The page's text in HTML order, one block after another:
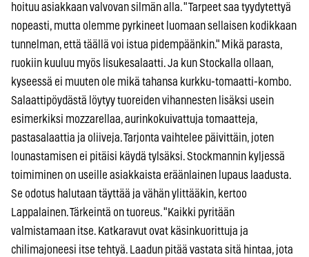
hoituu asiakkaan valvovan silmän alla. "Tarpeet saa tyydytettyä
nopeasti, mutta olemme pyrkineet luomaan sellaisen kodikkaan
tunnelman, että täällä voi istua pidempäänkin." Mikä parasta,
ruokiin kuuluu myös lisukesalaatti. Ja kun Stockalla ollaan,
kyseessä ei muuten ole mikä tahansa kurkku-tomaatti-kombo.
Salaattipöydästä löytyy tuoreiden vihannesten lisäksi usein
esimerkiksi mozzarellaa, aurinkokuivattuja tomaatteja,
pastasalaattia ja oliiveja. Tarjonta vaihtelee päivittäin, joten
lounastamisen ei pitäisi käydä tylsäksi. Stockmannin kyljessä
toimiminen on useille asiakkaista eräänlainen lupaus laadusta.
Se odotus halutaan täyttää ja vähän ylittääkin, kertoo
Lappalainen. Tärkeintä on tuoreus. "Kaikki pyritään
valmistamaan itse. Katkaravut ovat käsinkuorittuja ja
chilimajoneesi itse tehtyä. Laadun pitää vastata sitä hintaa, jota